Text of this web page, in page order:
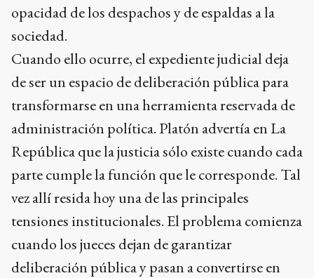
opacidad de los despachos y de espaldas a la
sociedad.
Cuando ello ocurre, el expediente judicial deja
de ser un espacio de deliberación pública para
transformarse en una herramienta reservada de
administración política. Platón advertía en La
República que la justicia sólo existe cuando cada
parte cumple la función que le corresponde. Tal
vez allí resida hoy una de las principales
tensiones institucionales. El problema comienza
cuando los jueces dejan de garantizar
deliberación pública y pasan a convertirse en